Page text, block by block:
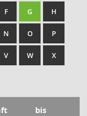
F G H
N O P
V W X
bis